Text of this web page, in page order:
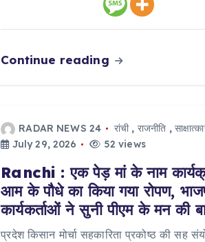
Continue reading
RADAR NEWS 24 रांची, राजनीति ,
July 29, 2026
52 views
Ranchi : एक पेड़ मां के नाम
आम के पौधे का किया गया रोपण,
कार्यकर्ताओं ने सुनी पीएम के मन की
प्रदेश किसान मोर्चा सहकारिता प्रकोष्ठ की सह